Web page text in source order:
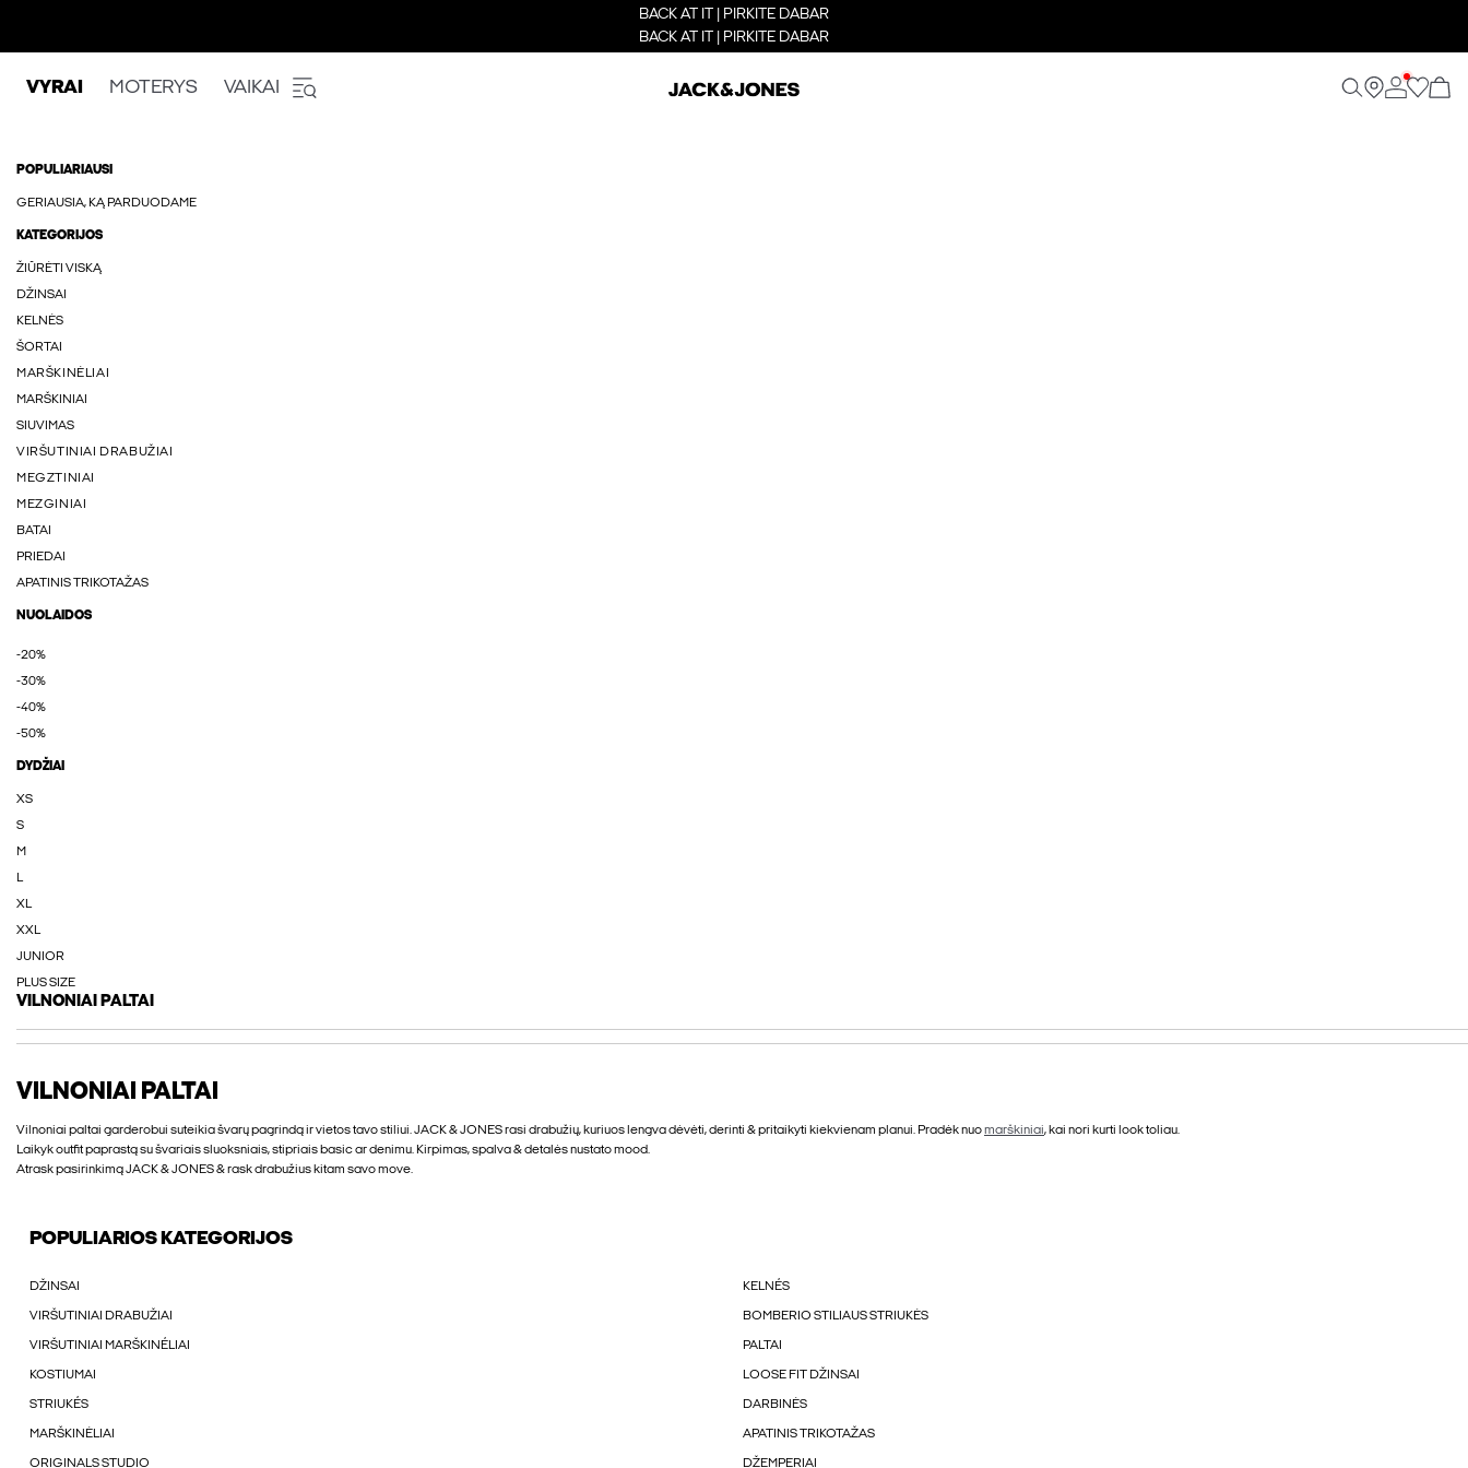
BACK AT IT | PIRKITE DABAR
BACK AT IT | PIRKITE DABAR
VYRAI MOTERYS VAIKAI
POPULIARIAUSI
GERIAUSIA, KĄ PARDUODAME
KATEGORIJOS
ŽIŪRĖTI VISKĄ
DŽINSAI
KELNĖS
ŠORTAI
MARŠKINĖLIAI
MARŠKINIAI
SIUVIMAS
VIRŠUTINIAI DRABUŽIAI
MEGZTINIAI
MEZGINIAI
BATAI
PRIEDAI
APATINIS TRIKOTAŽAS
NUOLAIDOS
-20%
-30%
-40%
-50%
DYDŽIAI
XS
S
M
L
XL
XXL
JUNIOR
PLUS SIZE
VILNONIAI PALTAI
VILNONIAI PALTAI
Vilnoniai paltai garderobui suteikia švarų pagrindą ir vietos tavo stiliui. JACK & JONES rasi drabužių, kuriuos lengva dėvėti, derinti & pritaikyti kiekvienam planui. Pradėk nuomarškiniai, kai nori kurti look toliau.
Laikyk outfit paprastą su švariais sluoksniais, stipriais basic ar denimu. Kirpimas, spalva & detalės nustato mood.
Atrask pasirinkimą JACK & JONES & rask drabužius kitam savo move.
POPULIARIOS KATEGORIJOS
DŽINSAI KELNÉS
VIRŠUTINIAI DRABUŽIAI BOMBERIO STILIAUS STRIUKĖS
VIRŠUTINIAI MARŠKINÉLIAI PALTAI
KOSTIUMAI LOOSE FIT DŽINSAI
STRIUKÉS DARBINĖS
MARŠKINĖLIAI APATINIS TRIKOTAŽAS
ORIGINALS STUDIO DŽEMPERIAI